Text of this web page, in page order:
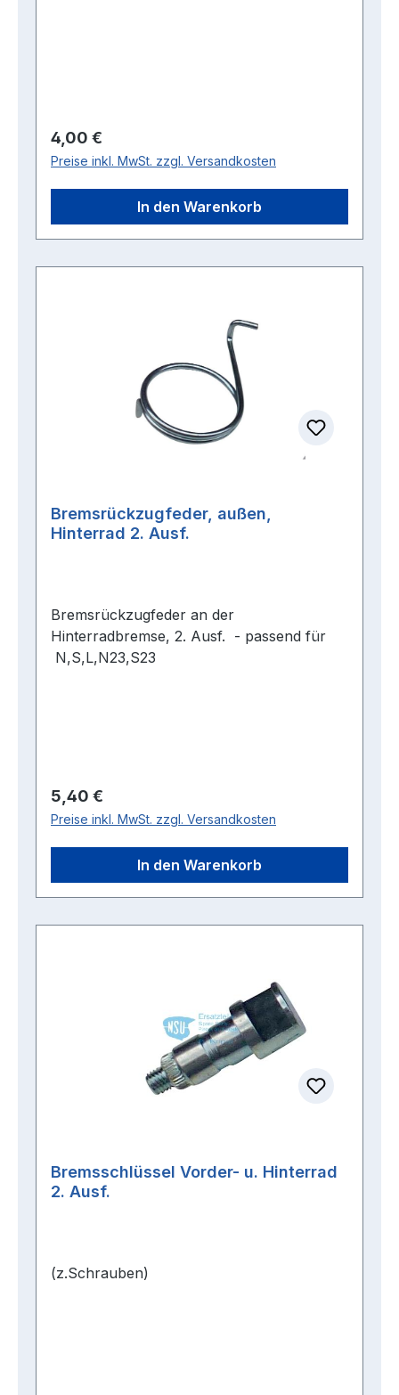
Regulärer Preis:
4,00 €
Preise inkl. MwSt. zzgl. Versandkosten
In den Warenkorb
Bremsrückzugfeder, außen,
Hinterrad 2. Ausf.
Bremsrückzugfeder an der
Hinterradbremse, 2. Ausf. - passend für
N,S,L,N23,S23
Regulärer Preis:
5,40 €
Preise inkl. MwSt. zzgl. Versandkosten
In den Warenkorb
Bremsschlüssel Vorder- u. Hinterrad
2. Ausf.
(z.Schrauben)